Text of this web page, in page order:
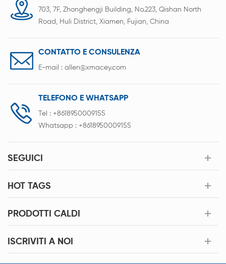
703, 7F, Zhonghengji Building, No.223, Qishan North
Road, Huli District, Xiamen, Fujian, China
CONTATTO E CONSULENZA
E-mail : allen@xmacey.com
TELEFONO E WHATSAPP
Tel : +8618950009155
Whatsapp : +8618950009155
SEGUICI
HOT TAGS
PRODOTTI CALDI
ISCRIVITI A NOI